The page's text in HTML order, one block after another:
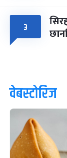
३
वेबस्टोरिज